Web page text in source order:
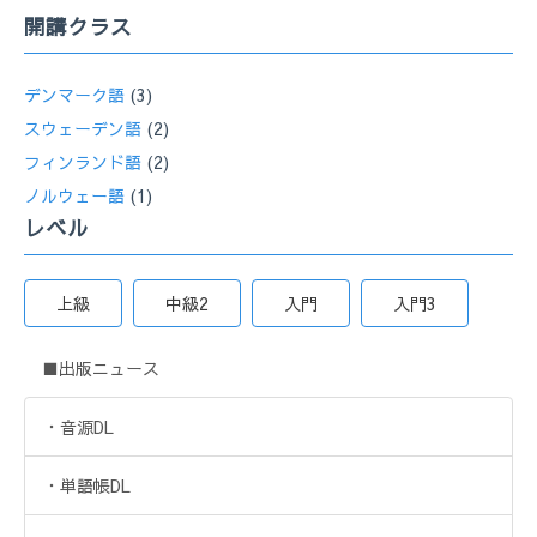
開講クラス
デンマーク語 (3)
スウェーデン語 (2)
フィンランド語 (2)
ノルウェー語 (1)
レベル
上級 中級2 入門 入門3
■出版ニュース
・音源DL
・単語帳DL